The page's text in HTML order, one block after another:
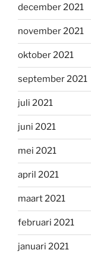
december 2021
november 2021
oktober 2021
september 2021
juli 2021
juni 2021
mei 2021
april 2021
maart 2021
februari 2021
januari 2021